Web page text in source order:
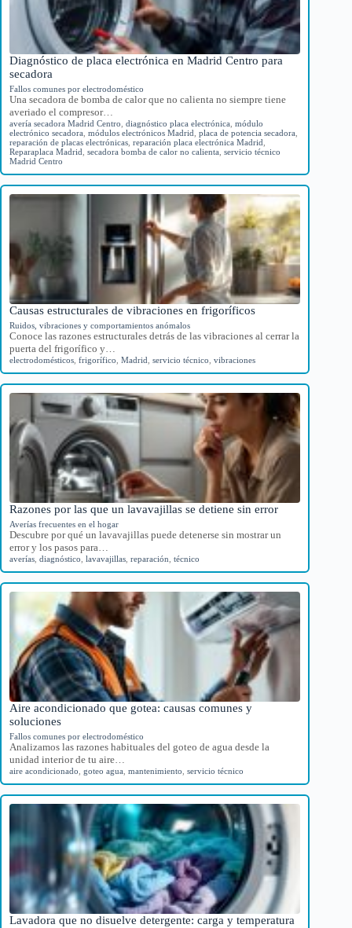
Diagnóstico de placa electrónica en Madrid Centro para
secadora
Fallos comunes por electrodoméstico
Una secadora de bomba de calor que no calienta no siempre tiene
averiado el compresor…
avería secadora Madrid Centro diagnóstico placa electrónica módulo
electrónico secadora módulos electrónicos Madrid placa de potencia secadora
reparación de placas electrónicas reparación placa electrónica Madrid
Reparaplaca Madrid
secadora bomba de calor no calienta servicio técnico
Madrid Centro
Causas estructurales de vibraciones en frigoríficos
Ruidos, vibraciones y comportamientos anómalos
Conoce las razones estructurales detrás de las vibraciones al cerrar la
puerta del frigorífico y…
electrodomésticos frigorífico Madrid servicio técnico vibraciones
Razones por las que un lavavajillas se detiene sin error
Averías frecuentes en el hogar
Descubre por qué un lavavajillas puede detenerse sin mostrar un
error y los pasos para…
averías diagnóstico lavavajillas reparación técnico
Aire acondicionado que gotea: causas comunes y
soluciones
Fallos comunes por electrodoméstico
Analizamos las razones habituales del goteo de agua desde la
unidad interior de tu aire…
aire acondicionado goteo agua mantenimiento servicio técnico
Lavadora que no disuelve detergente: carga y temperatura